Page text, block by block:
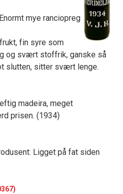
mye ranciopreg
fin syre som
og svært stoffrik, ganske så
slutten, sitter svært lenge.
madeira, meget
prisen. (1934)
Ligget på fat siden